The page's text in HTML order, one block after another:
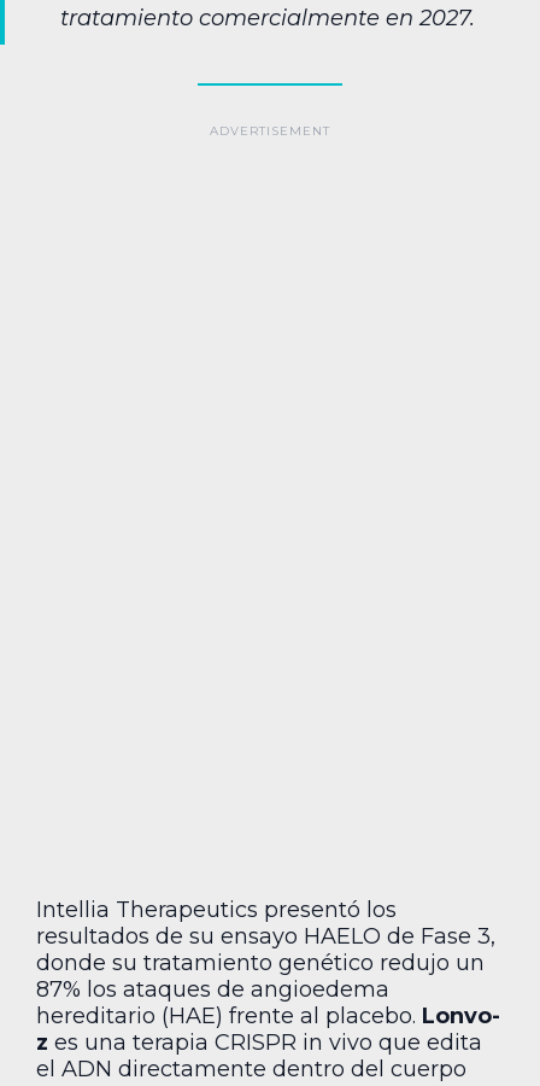
tratamiento comercialmente en 2027.
Intellia Therapeutics presentó los
resultados de su ensayo HAELO de Fase 3,
donde su tratamiento genético redujo un
87% los ataques de angioedema
hereditario (HAE) frente al placebo. Lonvo-
z es una terapia CRISPR in vivo que edita
el ADN directamente dentro del cuerpo